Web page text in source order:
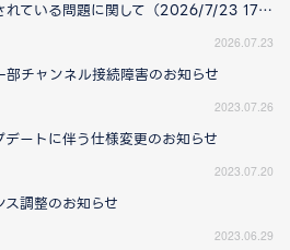
現在確認されている問題に関して（2026/7/23 17:00更新）
2026.07.23
部チャンネル接続障害のお知らせ
2023.07.26
デートに伴う仕様変更のお知らせ
2023.07.20
ス調整のお知らせ
2023.06.29